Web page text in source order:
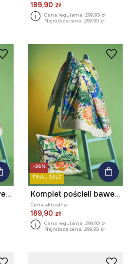
189,90 zł
Cena regularna: 299,90 zł
Najniższa cena: 299,90 zł
Komplet pościeli bawełnianej z kolekcji Eviva L'arte
-36%
FINAL SALE
Komplet pościeli bawełnianej z kolekcji Eviva L'arte
Cena aktualna:
189,90 zł
Cena regularna: 299,90 zł
Najniższa cena: 299,90 zł